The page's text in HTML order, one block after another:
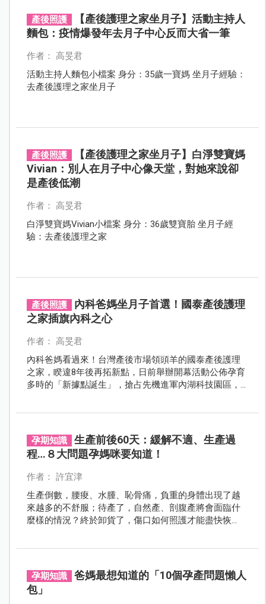
產後照護
【產後護理之家坐月子】活動主持人
麵包：疫情爆發年去月子中心反而大省一筆
作者： 高旻君
活動主持人麵包小檔案 身分：35歲一寶媽 坐月子經驗：
去產後護理之家坐月子
產後照護
【產後護理之家坐月子】白淨雙寶媽
Vivian：別人在月子中心像天堂，對她來說卻
是產後低潮
作者： 高旻君
白淨雙寶媽Vivian小檔案 身分：36歲雙寶胎 坐月子經
驗：去產後護理之家
產後照護
內科爸媽坐月子首選！國泰產後護理
之家插旗內科之心
作者： 高旻君
內科爸媽看過來！台灣產後市場領頭羊的國泰產後護理
之家，睽違8年後再拓新點，日前舉辦開幕活動公佈孕育
多時的「新據點誕生」，搶占先機進軍內湖科技園區，
孕期知識
生產前後60天：緩解不適、生產過
程…８大問題孕媽咪要知道！
作者： 許宜津
生產倒數，腰痠、水腫、恥骨痛，負重的身體出現了越
來越多的不舒服；待產了，自然產、剖腹產將會面臨什
麼樣的情況？終於卸貨了，傷口如何照護才能盡快恢
孕期知識
爸媽最想知道的「10個孕產問題懶人
包」